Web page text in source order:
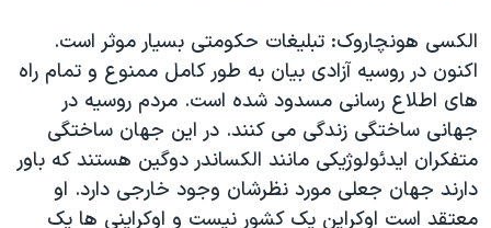
الکسی هونچاروک: تبلیغات حکومتی بسیار موثر است.
اکنون در روسیه آزادی بیان به طور کامل ممنوع و تمام راه
های اطلاع رسانی مسدود شده است. مردم روسیه در
جهانی ساختگی زندگی می کنند. در این جهان ساختگی
متفکران ایدئولوژیکی مانند الکساندر دوگین هستند که باور
دارند جهان جعلی مورد نظرشان وجود خارجی دارد. او
معتقد است اوکراین یک کشور نیست و اوکراینی ها یک